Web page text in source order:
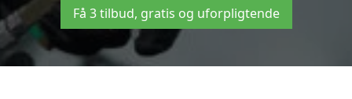
Få 3 tilbud, gratis og uforpligtende